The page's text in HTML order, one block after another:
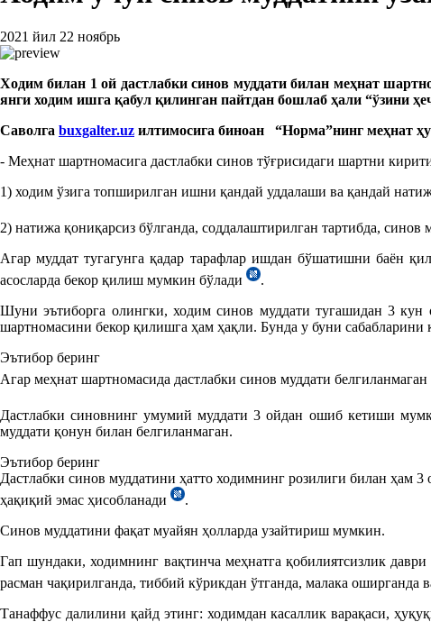
2021 йил 22 ноябрь
Ходим билан 1 ой дастлабки синов муддати билан меҳнат
янги ходим ишга қабул қилинган пайтдан бошлаб ҳали “ўзини
Саволга buxgalter.uz илтимосига биноан “Норма”нинг меҳнат
- Меҳнат шартномасига дастлабки синов тўғрисидаги шартни
1) ходим ўзига топширилган ишни қандай уддалаши ва қандай
2) натижа қониқарсиз бўлганда, соддалаштирилган тартибда,
Агар муддат тугагунга қадар тарафлар ишдан бўшатишни баён
асосларда бекор қилиш мумкин бўлади
.
Шуни эътиборга олингки, ходим синов муддати тугашидан 3
шартномасини бекор қилишга ҳам ҳақли. Бунда у буни
Эътибор беринг
Агар меҳнат шартномасида дастлабки синов муддати
Дастлабки синовнинг умумий муддати 3 ойдан ошиб кетиши
муддати қонун билан белгиланмаган.
Эътибор беринг
Дастлабки синов муддатини ҳатто ходимнинг розилиги билан ҳам
ҳақиқий эмас ҳисобланади
.
Синов муддатини фақат муайян ҳолларда узайтириш мумкин.
Гап шундаки, ходимнинг вақтинча меҳнатга қобилиятсизлик
расман чақирилганда, тиббий кўрикдан ўтганда, малака оширганда
Танаффус далилини қайд этинг: ходимдан касаллик варақаси,